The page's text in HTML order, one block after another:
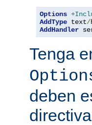
Options
AddType text/
AddHandler
Tenga
deben